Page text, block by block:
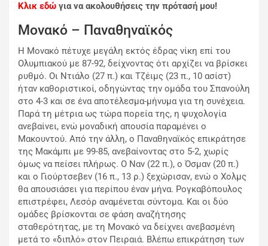
Κλικ εδώ για να ακολουθήσεις την πρότασή μου!
Μονακό – Παναθηναϊκός
Η Μονακό πέτυχε μεγάλη εκτός έδρας νίκη επί του
Ολυμπιακού με 87-92, δείχνοντας ότι αρχίζει να βρίσκει
ρυθμό. Οι Ντιάλο (27 π.) και Τζέιμς (23 π., 10 ασίστ)
ήταν καθοριστικοί, οδηγώντας την ομάδα του Σπανούλη
στο 4-3 και σε ένα αποτέλεσμα-μήνυμα για τη συνέχεια.
Παρά τη μέτρια ως τώρα πορεία της, η ψυχολογία
ανεβαίνει, ενώ μοναδική απουσία παραμένει ο
Μακουντού. Από την άλλη, ο Παναθηναϊκός επικράτησε
της Μακάμπι με 99-85, ανεβαίνοντας στο 5-2, χωρίς
όμως να πείσει πλήρως. Ο Ναν (22 π.), ο Όσμαν (20 π.)
και ο Γιούρτσεβεν (16 π., 13 ρ.) ξεχώρισαν, ενώ ο Χολμς
θα απουσιάσει για περίπου έναν μήνα. Ρογκαβόπουλος
επιστρέφει, Λεσόρ αναμένεται σύντομα. Και οι δύο
ομάδες βρίσκονται σε φάση αναζήτησης
σταθερότητας, με τη Μονακό να δείχνει ανεβασμένη
μετά το «διπλό» στον Πειραιά. Βλέπω επικράτηση των